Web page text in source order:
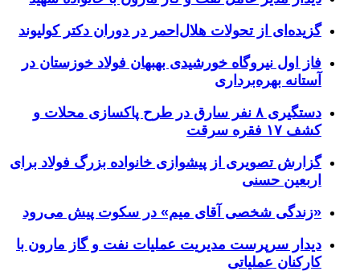
گزیده‌ای از تحولات هلال‌احمر در دوران دکتر کولیوند
فاز اول نیروگاه خورشیدی بهبهان فولاد خوزستان در
آستانه بهره‌برداری
دستگیری ۸ نفر سارق در طرح پاکسازی محلات و
کشف ۱۷ فقره سرقت
گزارش تصویری از پیشوازی خانواده بزرگ فولاد برای
اربعین حسنی
«زندگی شخصی آقای میم» در سکوت پیش می‌رود
دیدار سرپرست مدیریت عملیات نفت و گاز مارون با
کارکنان عملیاتی